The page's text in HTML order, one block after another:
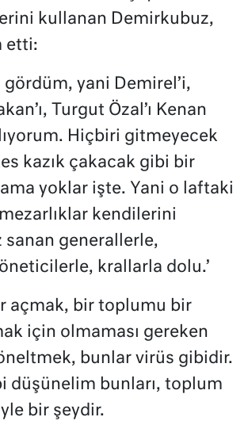
kullanan Demirkubuz,
etti:
yani Demirel’i,
Turgut Özal’ı Kenan
Hiçbiri gitmeyecek
kazık çakacak gibi bir
yoklar işte. Yani o laftaki
kendilerini
sanan generallerle,
krallarla dolu.’
açmak, bir toplumu bir
için olmaması gereken
bunlar virüs gibidir.
düşünelim bunları, toplum
bir şeydir.